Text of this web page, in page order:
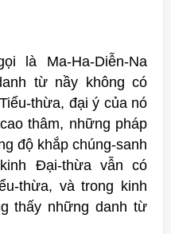
là Ma-Ha-Diễn-Na
từ nầy không có
thừa, đại ý của nó
thâm, những pháp
độ khắp chúng-sanh
Đại-thừa vẫn có
thừa, và trong kinh
thấy những danh từ